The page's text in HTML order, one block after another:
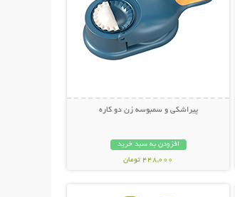
پیراشکی و سمبوسه زن دو کاره
افزودن به سبد خرید
448,000 تومان